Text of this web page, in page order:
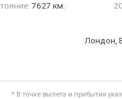
7627 км.
Лондон,
* В точке вылета и прибытия